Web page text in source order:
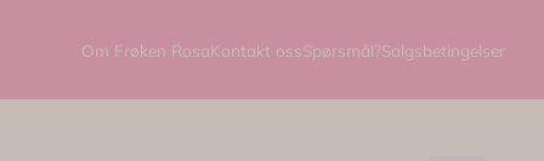
Om Frøken RosaKontakt ossSpørsmål?Salgsbetingelser